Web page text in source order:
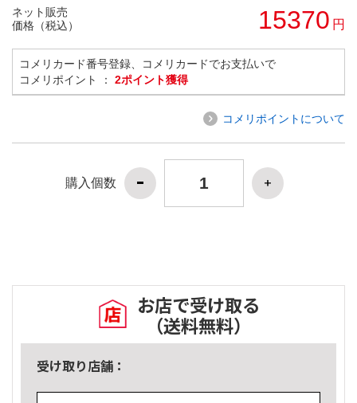
ネット販売
価格（税込）
15370 円
コメリカード番号登録、コメリカードでお支払いで
コメリポイント ： 2ポイント獲得
コメリポイントについて
購入個数
お店で受け取る
（送料無料）
受け取り店舗：